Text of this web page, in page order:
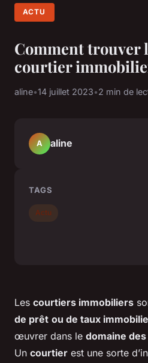
ACTU
Comment trouver
courtier
aline•14 juillet 2023•2 min de
Les courtiers immobiliers
de prêt ou de taux
œuvrer dans le domaine
Un courtier est une sorte
A aline
TAGS
Actu